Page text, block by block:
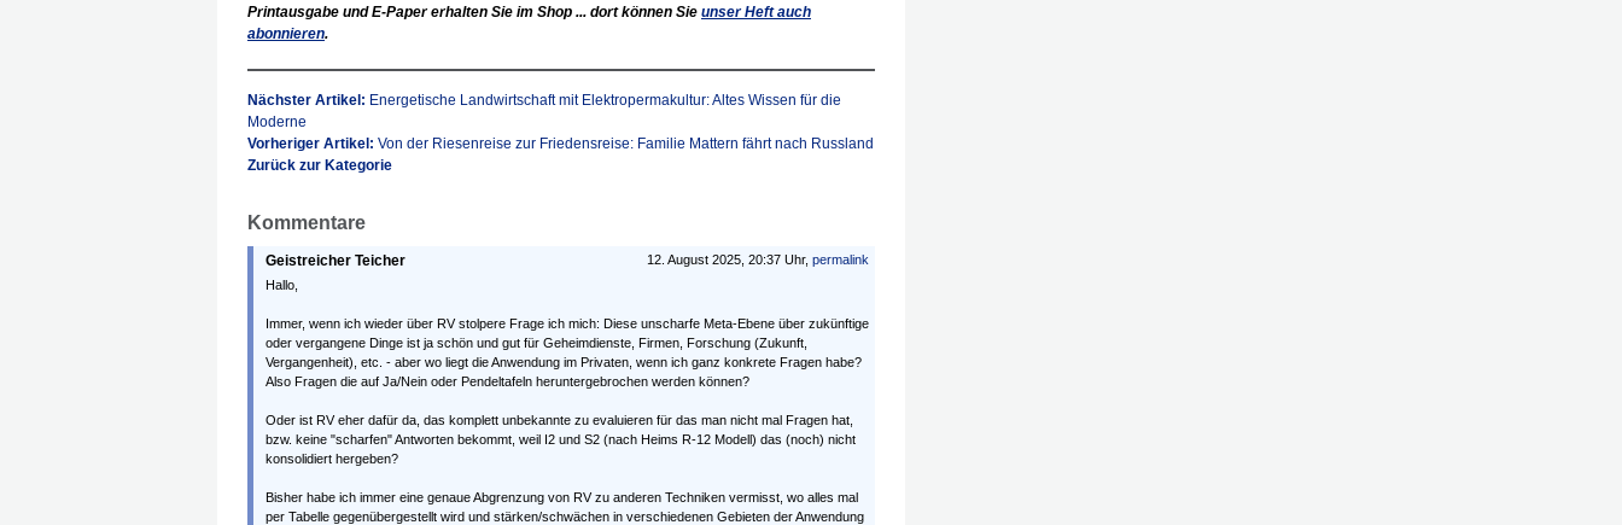
Printausgabe und E-Paper erhalten Sie im Shop ... dort können Sie unser Heft auch
abonnieren.
Nächster Artikel: Energetische Landwirtschaft mit Elektropermakultur: Altes Wissen für die
Moderne
Vorheriger Artikel: Von der Riesenreise zur Friedensreise: Familie Mattern fährt nach Russland
Zurück zur Kategorie
Kommentare
12. August 2025, 20:37 Uhr, permalink
Geistreicher Teicher
Hallo,
Immer, wenn ich wieder über RV stolpere Frage ich mich: Diese unscharfe Meta-Ebene über zukünftige
oder vergangene Dinge ist ja schön und gut für Geheimdienste, Firmen, Forschung (Zukunft,
Vergangenheit), etc. - aber wo liegt die Anwendung im Privaten, wenn ich ganz konkrete Fragen habe?
Also Fragen die auf Ja/Nein oder Pendeltafeln heruntergebrochen werden können?
Oder ist RV eher dafür da, das komplett unbekannte zu evaluieren für das man nicht mal Fragen hat,
bzw. keine "scharfen" Antworten bekommt, weil I2 und S2 (nach Heims R-12 Modell) das (noch) nicht
konsolidiert hergeben?
Bisher habe ich immer eine genaue Abgrenzung von RV zu anderen Techniken vermisst, wo alles mal
per Tabelle gegenübergestellt wird und stärken/schwächen in verschiedenen Gebieten der Anwendung